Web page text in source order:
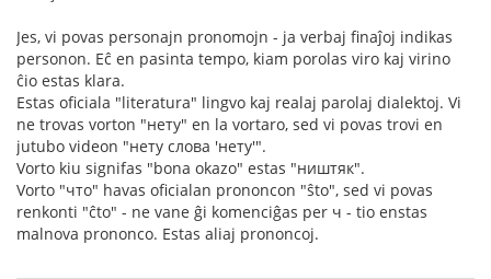
Jes, vi povas personajn pronomojn - ja verbaj finaĵoj indikas
personon. Eĉ en pasinta tempo, kiam porolas viro kaj virino
ĉio estas klara.
Estas oficiala "literatura" lingvo kaj realaj parolaj dialektoj. Vi
ne trovas vorton "нету" en la vortaro, sed vi povas trovi en
jutubo videon "нету слова 'нету'".
Vorto kiu signifas "bona okazo" estas "ништяк".
Vorto "что" havas oficialan prononcon "ŝto", sed vi povas
renkonti "ĉto" - ne vane ĝi komenciĝas per ч - tio enstas
malnova prononco. Estas aliaj prononcoj.